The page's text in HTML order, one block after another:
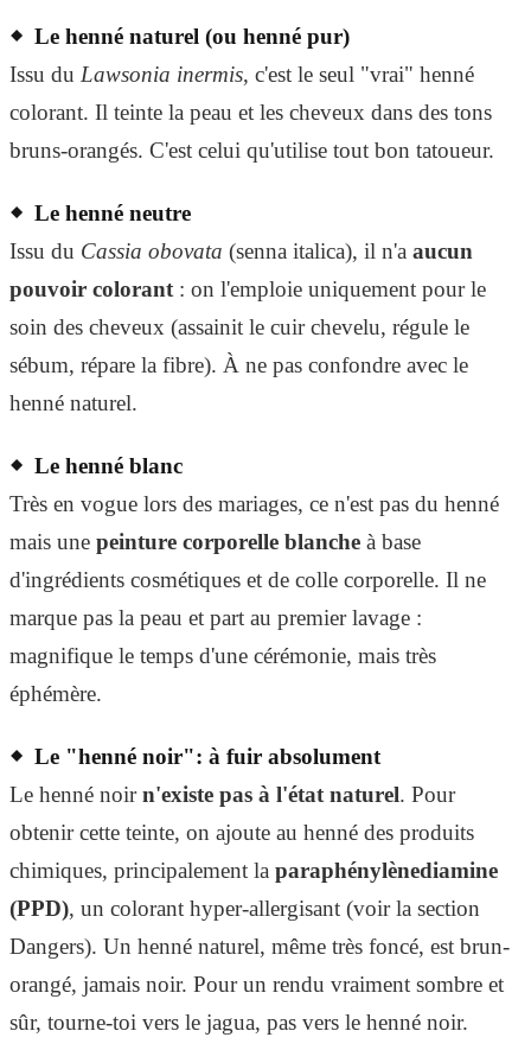
Le henné naturel (ou henné pur)
Issu du Lawsonia inermis, c'est le seul "vrai" henné
colorant. Il teinte la peau et les cheveux dans des tons
bruns-orangés. C'est celui qu'utilise tout bon tatoueur.
Le henné neutre
Issu du Cassia obovata (senna italica), il n'a aucun
pouvoir colorant: on l'emploie uniquement pour le
soin des cheveux (assainit le cuir chevelu, régule le
sébum, répare la fibre). À ne pas confondre avec le
henné naturel.
Le henné blanc
Très en vogue lors des mariages, ce n'est pas du henné
mais une peinture corporelle blanche à base
d'ingrédients cosmétiques et de colle corporelle. Il ne
marque pas la peau et part au premier lavage :
magnifique le temps d'une cérémonie, mais très
éphémère.
Le "henné noir": à fuir absolument
Le henné noirn'existe pas à l'état naturel. Pour
obtenir cette teinte, on ajoute au henné des produits
chimiques, principalement la paraphénylènediamine
(PPD), un colorant hyper-allergisant (voir la section
Dangers). Un henné naturel, même très foncé, est brun-
orangé, jamais noir. Pour un rendu vraiment sombre et
sûr, tourne-toi vers le jagua, pas vers le henné noir.